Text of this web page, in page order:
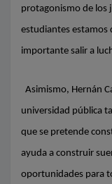
protagonismo de los
estudiantes estamos
importante salir a
Asimismo, Hernán
universidad pública
que se pretende
ayuda a construir
oportunidades para